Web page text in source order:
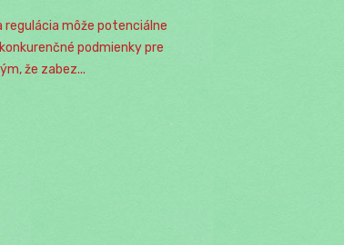
regulácia môže potenciálne
podmienky pre
že zabez...